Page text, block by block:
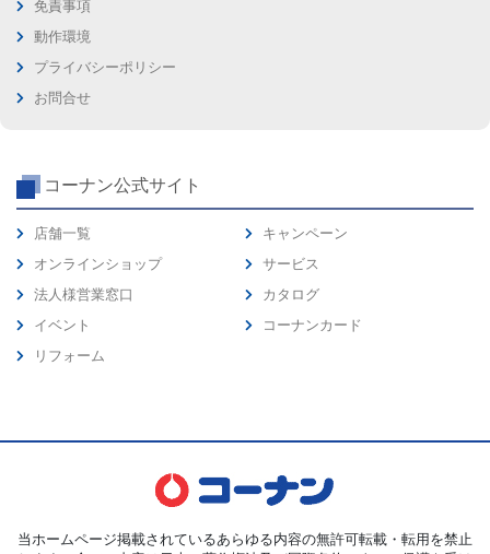
免責事項
動作環境
プライバシーポリシー
お問合せ
コーナン公式サイト
店舗一覧
オンラインショップ
法人様営業窓口
イベント
リフォーム
キャンペーン
サービス
カタログ
コーナンカード
当ホームページ掲載されているあらゆる内容の無許可転載・転用を禁止